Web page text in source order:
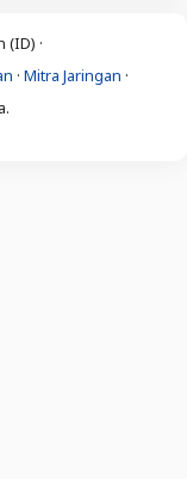
·
· Mitra Jaringan ·